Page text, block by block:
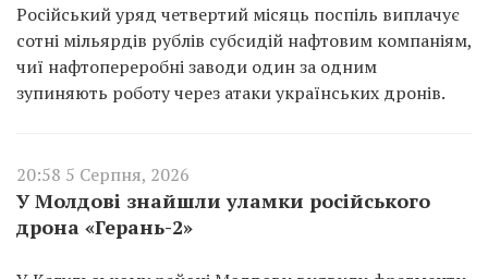
Російський уряд четвертий місяць поспіль виплачує
сотні мільярдів рублів субсидій нафтовим компаніям,
чиї нафтопереробні заводи один за одним
зупиняють роботу через атаки українських дронів.
20:58 5 Серпня, 2026
У Молдові знайшли уламки російського
дрона «Герань-2»